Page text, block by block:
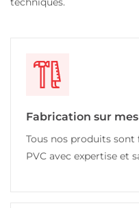
techniques.
Fabrication sur
Tous nos produits
PVC avec expertise et